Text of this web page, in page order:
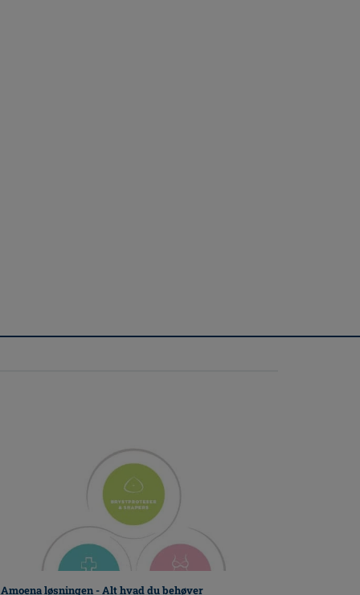
Amoena løsningen - Alt hvad du behøver